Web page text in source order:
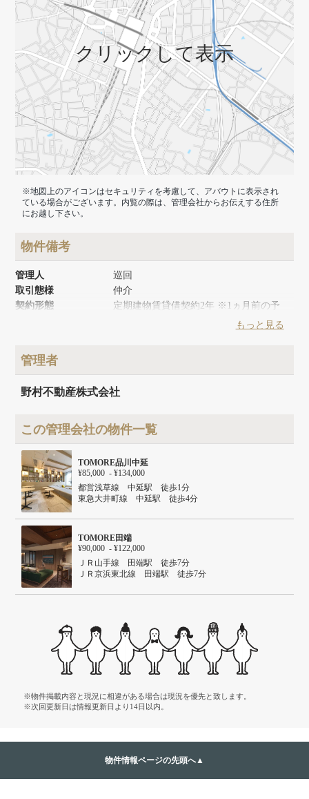
クリックして表示
※地図上のアイコンはセキュリティを考慮して、アバウトに表示され
ている場合がございます。内覧の際は、管理会社からお伝えする住所
にお越し下さい。
物件備考
管理人
巡回
取引態様
仲介
契約形態
定期建物賃貸借契約2年 ※1ヵ月前の予
建物面積
建物構造
もっと見る
管理者
野村不動産株式会社
この管理会社の物件一覧
TOMORE品川中延
¥85,000 - ¥134,000
都営浅草線 中延駅 徒歩1分
東急大井町線 中延駅 徒歩4分
東急大井町線 戸越公園駅 徒歩11分
TOMORE田端
¥90,000 - ¥122,000
ＪＲ山手線 田端駅 徒歩7分
ＪＲ京浜東北線 田端駅 徒歩7分
※物件掲載内容と現況に相違がある場合は現況を優先と致します。
※次回更新日は情報更新日より14日以内。
物件情報ページの先頭へ▲